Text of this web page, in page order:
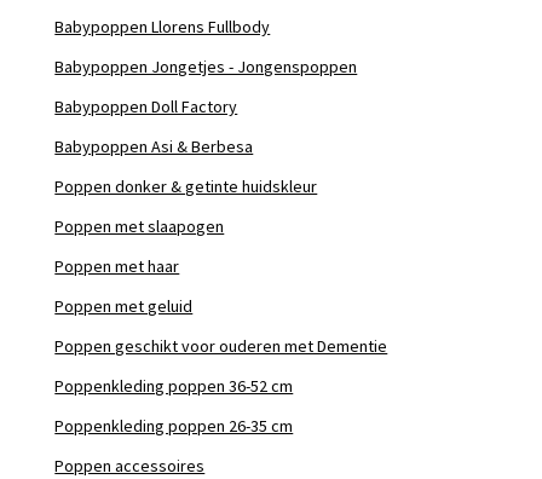
Babypoppen Llorens Fullbody
Babypoppen Jongetjes - Jongenspoppen
Babypoppen Doll Factory
Babypoppen Asi & Berbesa
Poppen donker & getinte huidskleur
Poppen met slaapogen
Poppen met haar
Poppen met geluid
Poppen geschikt voor ouderen met Dementie
Poppenkleding poppen 36-52 cm
Poppenkleding poppen 26-35 cm
Poppen accessoires